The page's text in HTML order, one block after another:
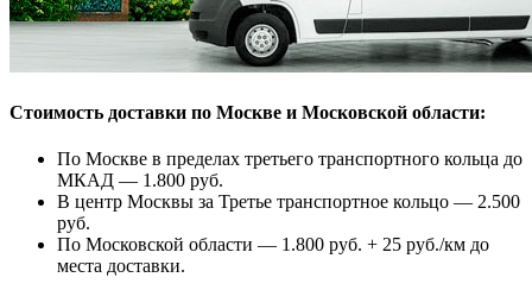
Стоимость доставки по Москве и Московской области:
По Москве в пределах третьего транспортного кольца до
МКАД — 1.800 руб.
В центр Москвы за Третье транспортное кольцо — 2.500
руб.
По Московской области — 1.800 руб. + 25 руб./км до
места доставки.